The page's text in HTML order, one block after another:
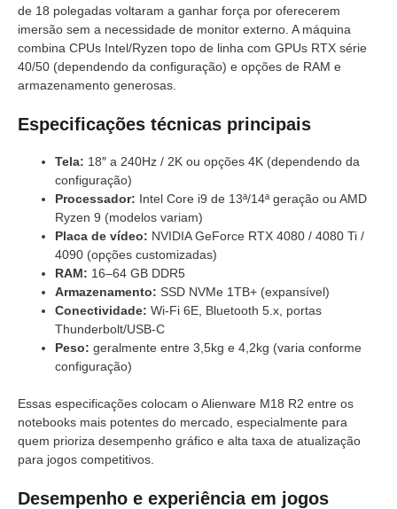
de 18 polegadas voltaram a ganhar força por oferecerem
imersão sem a necessidade de monitor externo. A máquina
combina CPUs Intel/Ryzen topo de linha com GPUs RTX série
40/50 (dependendo da configuração) e opções de RAM e
armazenamento generosas.
Especificações técnicas principais
Tela: 18″ a 240Hz / 2K ou opções 4K (dependendo da
configuração)
Processador: Intel Core i9 de 13ª/14ª geração ou AMD
Ryzen 9 (modelos variam)
Placa de vídeo: NVIDIA GeForce RTX 4080 / 4080 Ti /
4090 (opções customizadas)
RAM: 16–64 GB DDR5
Armazenamento: SSD NVMe 1TB+ (expansível)
Conectividade: Wi-Fi 6E, Bluetooth 5.x, portas
Thunderbolt/USB-C
Peso: geralmente entre 3,5kg e 4,2kg (varia conforme
configuração)
Essas especificações colocam o Alienware M18 R2 entre os
notebooks mais potentes do mercado, especialmente para
quem prioriza desempenho gráfico e alta taxa de atualização
para jogos competitivos.
Desempenho e experiência em jogos